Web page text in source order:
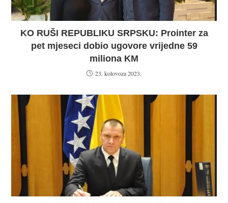
KO RUŠI REPUBLIKU SRPSKU: Prointer za
pet mjeseci dobio ugovore vrijedne 59
miliona KM
23. kolovoza 2023.